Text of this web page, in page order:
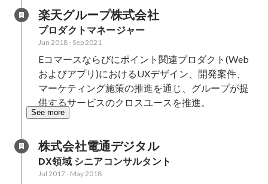
楽天グループ株式会社
プロダクトマネージャー
Jun 2018- Sep 2021
Eコマースならびにポイント関連プロダクト(Web
およびアプリ)におけるUXデザイン、開発案件、
マーケティング施策の推進を通じ、グループが提
供するサービスのクロスユースを推進。
See more
株式会社電通デジタル
DX領域 シニアコンサルタント
Jul 2017- May 2018